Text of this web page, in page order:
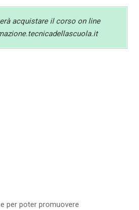
acquistare il corso on line
per poter promuovere